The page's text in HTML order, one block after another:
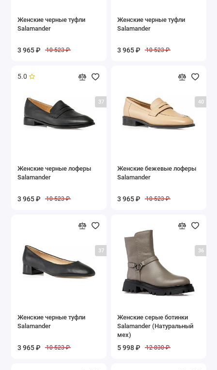
Женские черные туфли
Salamander
3 965 ₽ 10 523 ₽
Женские черные туфли
Salamander
3 965 ₽ 10 523 ₽
5.0
Женские черные лоферы
Salamander
37
3 965 ₽ 10 523 ₽
Женские бежевые лоферы
Salamander
40
3 965 ₽ 10 523 ₽
Женские черные туфли
Salamander
37
3 965 ₽ 10 523 ₽
Женские серые ботинки
Salamander (Натуральный
мех)
36
5 998 ₽ 12 830 ₽